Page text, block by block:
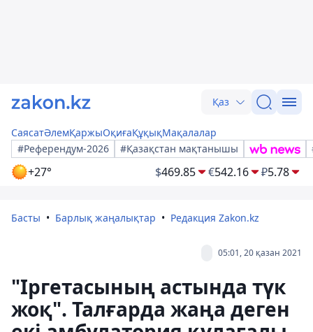
Қаз
СаясатӘлемҚаржыОқиғаҚұқықМақалалар
#Референдум-2026
#Қазақстан мақтанышы
+27° $469.85 €542.16 ₽5.78
Басты Барлық жаңалықтар Редакция Zakon.kz
05:01, 20 қазан 2021
"Іргетасының астында түк
жоқ". Талғарда жаңа деген